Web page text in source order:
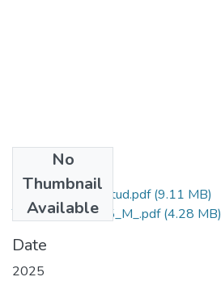
No
Thumbnail
Available
Grado de Similitud.pdf(9.11 MB)
T036_41859675_M_.pdf(4.28 MB)
Date
2025